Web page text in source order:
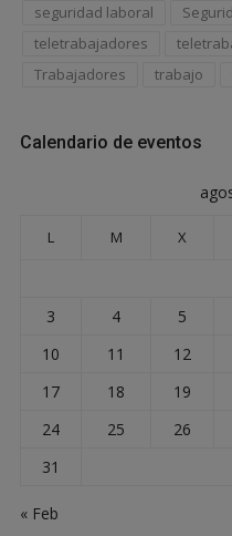
seguridad laboral
teletrabajadores
Trabajadores
trabajo
Calendario de eventos
L M X
3
4 5
10
11 12
17
18 19
24
25 26
31
« Feb